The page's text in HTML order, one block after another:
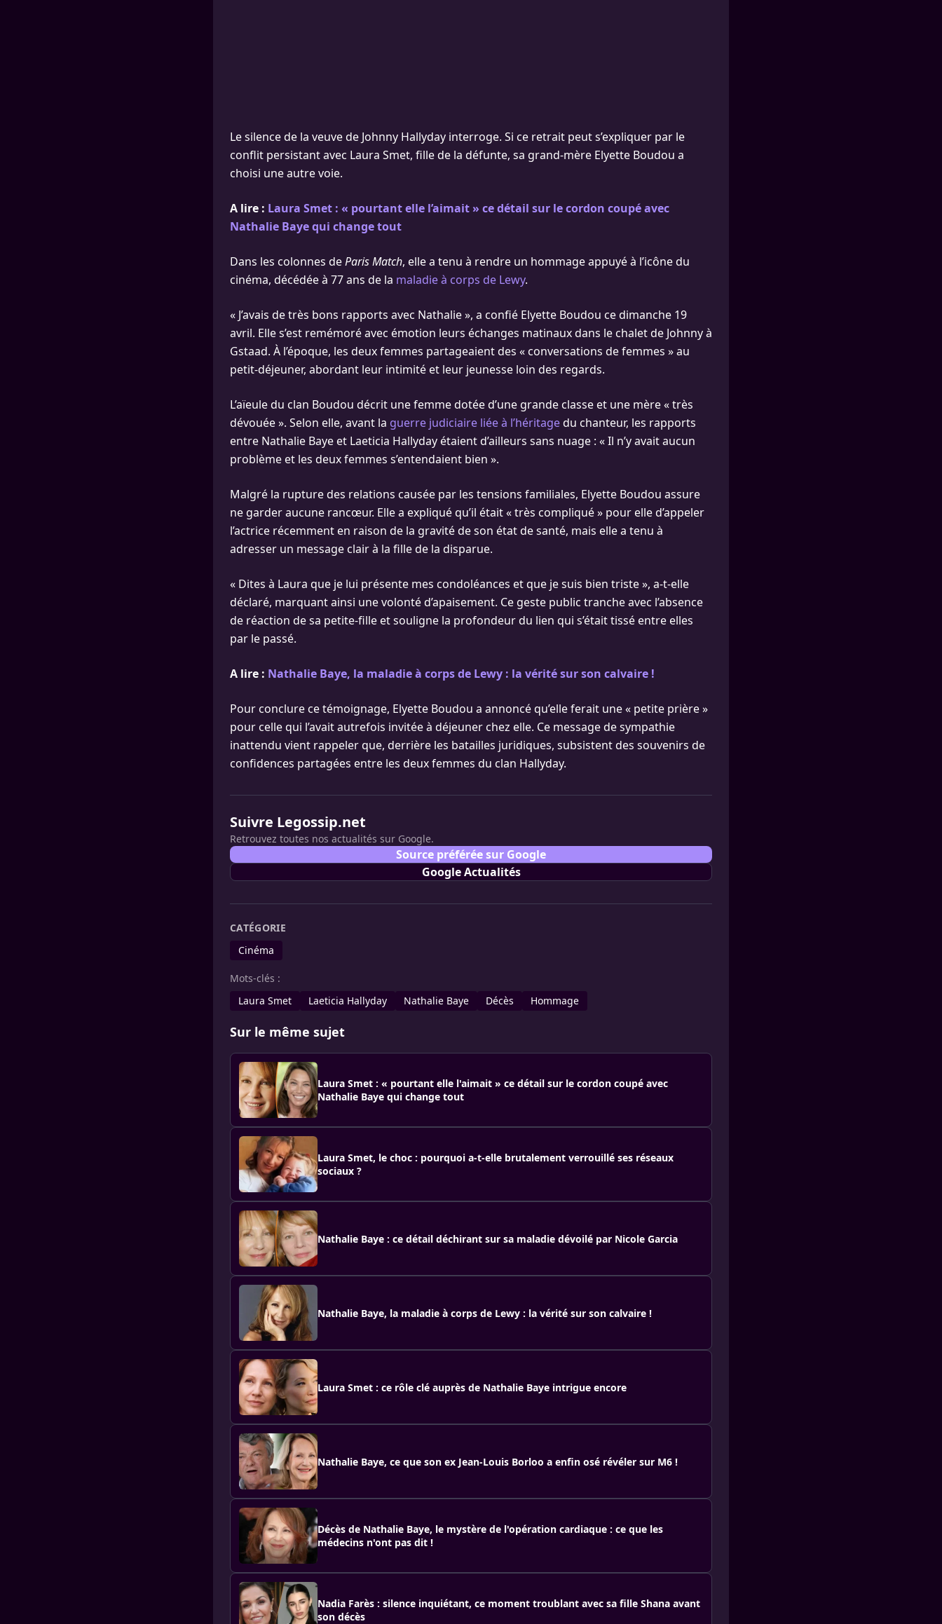
Le silence de la veuve de Johnny Hallyday interroge. Si ce retrait peut s’expliquer par le
conflit persistant avec Laura Smet, fille de la défunte, sa grand-mère Elyette Boudou a
choisi une autre voie.
A lire : Laura Smet : « pourtant elle l’aimait » ce détail sur le cordon coupé avec
Nathalie Baye qui change tout
Dans les colonnes deParis Match, elle a tenu à rendre un hommage appuyé à l’icône du
cinéma, décédée à 77 ans de la maladie à corps de Lewy.
« J’avais de très bons rapports avec Nathalie », a confié Elyette Boudou ce dimanche 19
avril. Elle s’est remémoré avec émotion leurs échanges matinaux dans le chalet de Johnny à
Gstaad. À l’époque, les deux femmes partageaient des « conversations de femmes » au
petit-déjeuner, abordant leur intimité et leur jeunesse loin des regards.
L’aïeule du clan Boudou décrit une femme dotée d’une grande classe et une mère « très
dévouée ». Selon elle, avant la guerre judiciaire liée à l’héritagedu chanteur, les rapports
entre Nathalie Baye et Laeticia Hallyday étaient d’ailleurs sans nuage : « Il n’y avait aucun
problème et les deux femmes s’entendaient bien ».
Malgré la rupture des relations causée par les tensions familiales, Elyette Boudou assure
ne garder aucune rancœur. Elle a expliqué qu’il était « très compliqué » pour elle d’appeler
l’actrice récemment en raison de la gravité de son état de santé, mais elle a tenu à
adresser un message clair à la fille de la disparue.
« Dites à Laura que je lui présente mes condoléances et que je suis bien triste », a-t-elle
déclaré, marquant ainsi une volonté d’apaisement. Ce geste public tranche avec l’absence
de réaction de sa petite-fille et souligne la profondeur du lien qui s’était tissé entre elles
par le passé.
A lire : Nathalie Baye, la maladie à corps de Lewy : la vérité sur son calvaire !
Pour conclure ce témoignage, Elyette Boudou a annoncé qu’elle ferait une « petite prière »
pour celle qui l’avait autrefois invitée à déjeuner chez elle. Ce message de sympathie
inattendu vient rappeler que, derrière les batailles juridiques, subsistent des souvenirs de
confidences partagées entre les deux femmes du clan Hallyday.
Suivre Legossip.net
Retrouvez toutes nos actualités sur Google.
Source préférée sur Google
Google Actualités
CATÉGORIE
Cinéma
Mots-clés :
Laura Smet
Laeticia Hallyday Nathalie Baye Décès Hommage
Sur le même sujet
Laura Smet : « pourtant elle l'aimait » ce détail sur le cordon coupé avec
Nathalie Baye qui change tout
Laura Smet, le choc : pourquoi a-t-elle brutalement verrouillé ses réseaux
sociaux ?
Nathalie Baye : ce détail déchirant sur sa maladie dévoilé par Nicole Garcia
Nathalie Baye, la maladie à corps de Lewy : la vérité sur son calvaire !
Laura Smet : ce rôle clé auprès de Nathalie Baye intrigue encore
Nathalie Baye, ce que son ex Jean-Louis Borloo a enfin osé révéler sur M6 !
Décès de Nathalie Baye, le mystère de l'opération cardiaque : ce que les
médecins n'ont pas dit !
Nadia Farès : silence inquiétant, ce moment troublant avec sa fille Shana avant
son décès